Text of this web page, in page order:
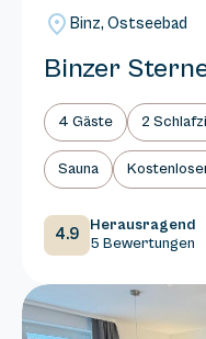
Binz, Ostseebad
Binzer
4 Gäste 2
Sauna
4.9
Herausragend
5 Bewertungen